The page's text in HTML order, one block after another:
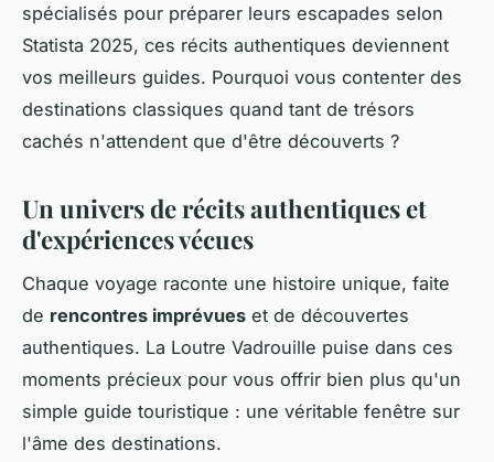
spécialisés pour préparer leurs escapades selon
Statista 2025, ces récits authentiques deviennent
vos meilleurs guides. Pourquoi vous contenter des
destinations classiques quand tant de trésors
cachés n'attendent que d'être découverts ?
Un univers de récits authentiques et
d'expériences vécues
Chaque voyage raconte une histoire unique, faite
de rencontres imprévues et de découvertes
authentiques. La Loutre Vadrouille puise dans ces
moments précieux pour vous offrir bien plus qu'un
simple guide touristique : une véritable fenêtre sur
l'âme des destinations.